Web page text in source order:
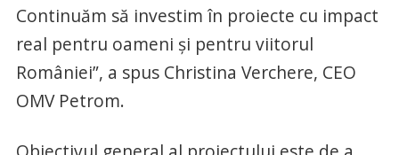
Continuăm să investim în proiecte cu impact
real pentru oameni și pentru viitorul
României”, a spus Christina Verchere, CEO
OMV Petrom.